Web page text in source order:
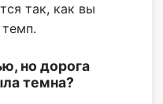
так, как вы
но дорога
темна?